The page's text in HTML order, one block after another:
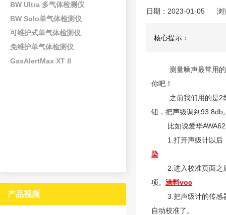
BW Ultra 多气体检测仪
BW Solo单气体检测仪
可维护式单气体检测仪
免维护单气体检测仪
GasAlertMax XT II
产品视频
日期：2023-01-05 浏
核心提示：
测量噪声最常用的就
你吧！
之前我们用的是2型
钮，把声级调到93.8db
比如说爱华
1.打开声级计以后，
染
2.进入校准页面之后
项。 涂料voc
3.把声级计的传感器
自动校准了。